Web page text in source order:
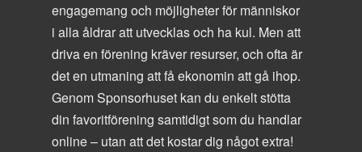
engagemang och möjligheter för människor
i alla åldrar att utvecklas och ha kul. Men att
driva en förening kräver resurser, och ofta är
det en utmaning att få ekonomin att gå ihop.
Genom Sponsorhuset kan du enkelt stötta
din favoritförening samtidigt som du handlar
online – utan att det kostar dig något extra!